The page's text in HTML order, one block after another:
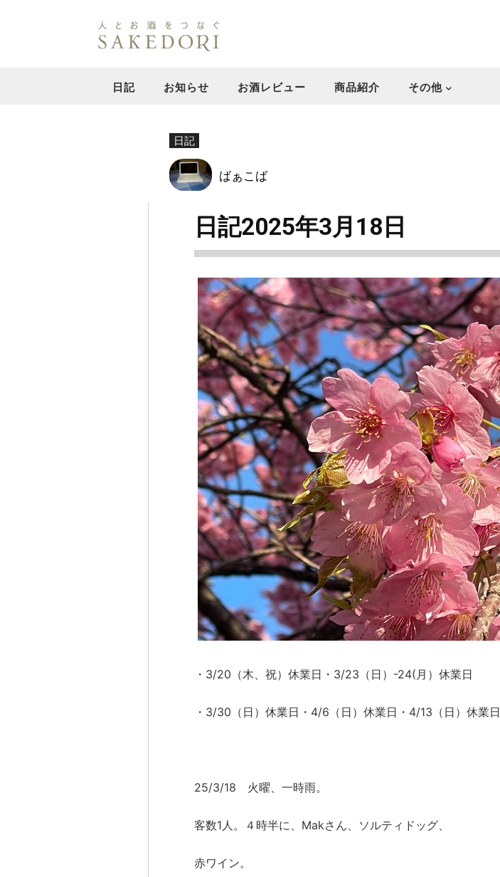
日記 お知らせ お酒レビュー 商品紹介 その他
日記
ばぁこば
日記2025年3月18日
・3/20（木、祝）休業日・3/23（日）-24(月）休業日
・3/30（日）休業日・4/6（日）休業日・4/13（日）休業日
25/3/18 火曜、一時雨。
客数1人。４時半に、Makさん、ソルティドッグ、
赤ワイン。